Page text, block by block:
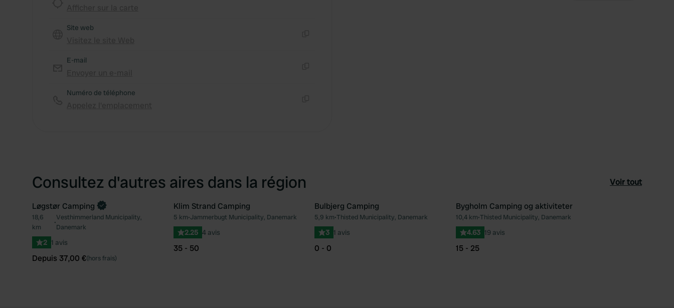
Site web
E-mail
Numéro de téléphone
Consultez d'autres aires dans la région Voir tout
Préféré
Reserve maintenant
Løgstør Camping
18,6
km
•
Vesthimmerland Municipality,
Danemark
2 1 avis
Depuis 37,00 €(hors frais)
Préféré
Klim Strand Camping
5 km•Jammerbugt Municipality, Danemark
2.25 4 avis
35 - 50
Préféré
Bulbjerg Camping
5,9 km•Thisted Municipality, Danemark
3 1 avis
0 - 0
Bygholm Camping og aktiviteter
10,4 km•Thisted Municipality, Danemark
4.63 19 avis
15 - 25